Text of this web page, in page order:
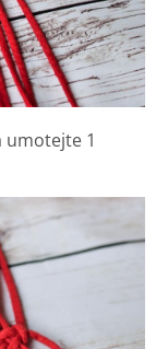
umotejte 1